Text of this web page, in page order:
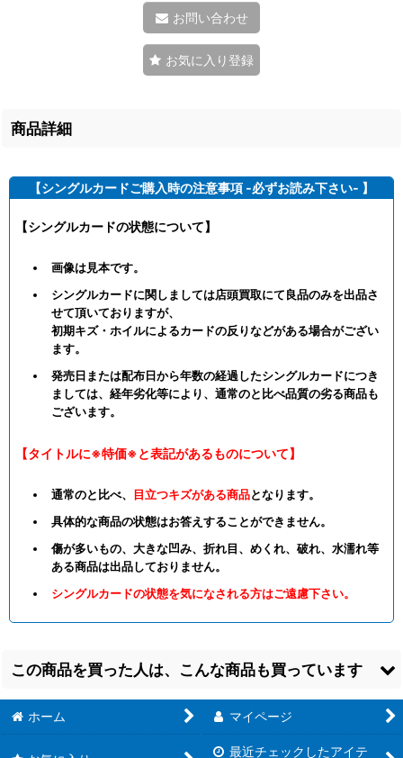
お問い合わせ
お気に入り登録
商品詳細
【シングルカードご購入時の注意事項 -必ずお読み下さい- 】
【シングルカードの状態について】
画像は見本です。
シングルカードに関しましては店頭買取にて良品のみを出品さ
せて頂いておりますが、
初期キズ・ホイルによるカードの反りなどがある場合がござい
ます。
発売日または配布日から年数の経過したシングルカードにつき
ましては、経年劣化等により、通常のと比べ品質の劣る商品も
ございます。
【タイトルに※特価※と表記があるものについて】
通常のと比べ、 目立つキズがある商品となります。
具体的な商品の状態はお答えすることができません。
傷が多いもの、大きな凹み、折れ目、めくれ、破れ、水濡れ等
ある商品は出品しておりません。
シングルカードの状態を気になされる方はご遠慮下さい。
この商品を買った人は、こんな商品も買っています
ホーム マイページ
最近チェックしたアイテ